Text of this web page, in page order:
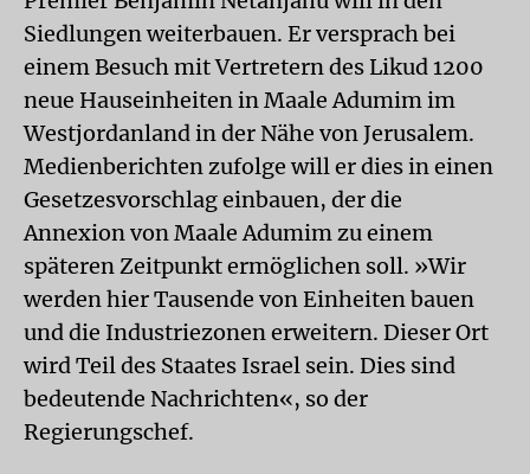
Siedlungen weiterbauen. Er versprach bei
einem Besuch mit Vertretern des Likud 1200
neue Hauseinheiten in Maale Adumim im
Westjordanland in der Nähe von Jerusalem.
Medienberichten zufolge will er dies in einen
Gesetzesvorschlag einbauen, der die
Annexion von Maale Adumim zu einem
späteren Zeitpunkt ermöglichen soll. »Wir
werden hier Tausende von Einheiten bauen
und die Industriezonen erweitern. Dieser Ort
wird Teil des Staates Israel sein. Dies sind
bedeutende Nachrichten«, so der
Regierungschef.